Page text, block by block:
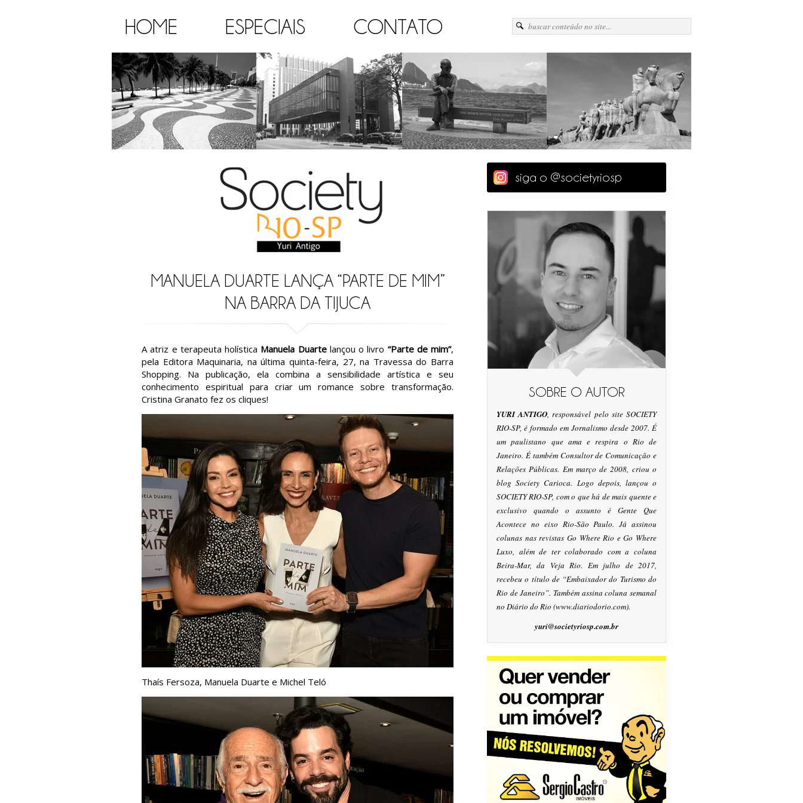
HOME ESPECIAIS CONTATO
MANUELA DUARTE LANÇA “PARTE DE MIM”
NA BARRA DA TIJUCA
A atriz e terapeuta holística Manuela Duartelançou o livro “Parte de mim”,
pela Editora Maquinaria, na última quinta-feira, 27, na Travessa do Barra
Shopping. Na publicação, ela combina a sensibilidade artística e seu
conhecimento espiritual para criar um romance sobre transformação.
Cristina Granato fez os cliques!
Thaís Fersoza, Manuela Duarte e Michel Teló
siga o @societyriosp
SOBRE O AUTOR
YURI ANTIGO, responsável pelo site SOCIETY
RIO-SP, é formado em Jornalismo desde 2007. É
um paulistano que ama e respira o Rio de
Janeiro. É também Consultor de Comunicação e
Relações Públicas. Em março de 2008, criou o
blog Society Carioca. Logo depois, lançou o
SOCIETY RIO-SP, com o que há de mais quente e
exclusivo quando o assunto é Gente Que
Acontece no eixo Rio-São Paulo. Já assinou
colunas nas revistas Go Where Rio e Go Where
Luxo, além de ter colaborado com a coluna
Beira-Mar, da Veja Rio. Em julho de 2017,
recebeu o título de “Embaixador do Turismo do
Rio de Janeiro”. Também assina coluna semanal
no Diário do Rio (www.diariodorio.com).
yuri@societyriosp.com.br